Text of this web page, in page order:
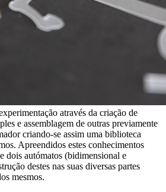
através da criação de
e assemblagem de outras previamente
criando-se assim uma biblioteca
Apreendidos estes conhecimentos
dois autómatos (bidimensional e
destes nas suas diversas partes
mesmos.